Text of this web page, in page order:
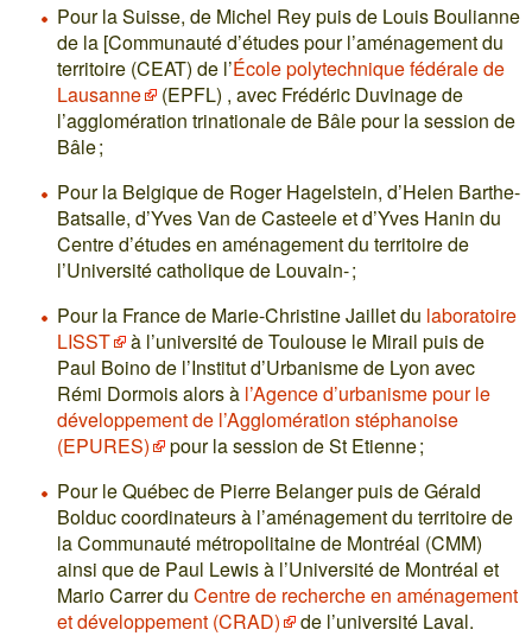
Pour la Suisse, de Michel Rey puis de Louis Boulianne
de la [Communauté d’études pour l’aménagement du
territoire (CEAT) de l’École polytechnique fédérale de
Lausanne
(EPFL) , avec Frédéric Duvinage de
l’agglomération trinationale de Bâle pour la session de
Bâle ;
Pour la Belgique de Roger Hagelstein, d’Helen Barthe-
Batsalle, d’Yves Van de Casteele et d’Yves Hanin du
Centre d’études en aménagement du territoire de
l’Université catholique de Louvain- ;
Pour la France de Marie-Christine Jaillet du laboratoire
LISST
à l’université de Toulouse le Mirail puis de
Paul Boino de l’Institut d’Urbanisme de Lyon avec
Rémi Dormois alors à l’Agence d’urbanisme pour le
développement de l’Agglomération stéphanoise
(EPURES)
pour la session de St Etienne ;
Pour le Québec de Pierre Belanger puis de Gérald
Bolduc coordinateurs à l’aménagement du territoire de
la Communauté métropolitaine de Montréal (CMM)
ainsi que de Paul Lewis à l’Université de Montréal et
Mario Carrer du Centre de recherche en aménagement
et développement (CRAD)
de l’université Laval.